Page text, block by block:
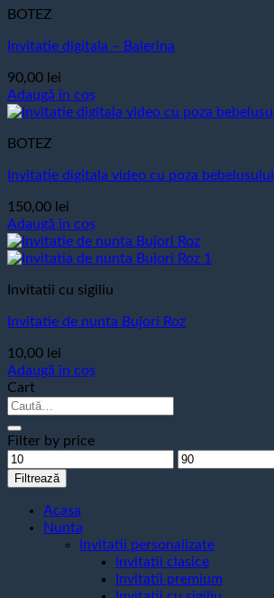
BOTEZ
Invitatie digitala – Balerina
90,00 lei
Adaugă în coș
BOTEZ
Invitatie digitala video cu poza bebelusului
150,00 lei
Adaugă în coș
Invitatii cu sigiliu
Invitatie de nunta Bujori Roz
10,00 lei
Adaugă în coș
Cart
Caută
Filter by price
Preț
minim
Preț
Filtrează
Acasa
Nunta
Invitatii personalizate
Invitatii clasice
Invitatii premium